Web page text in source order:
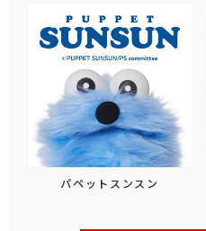
パペットスンスン